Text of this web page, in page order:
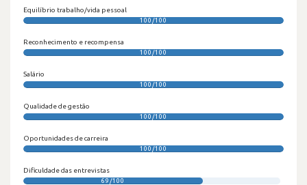
Equilíbrio trabalho/vida pessoal
100/100
Reconhecimento e recompensa
100/100
Salário
100/100
Qualidade de gestão
100/100
Oportunidades de carreira
100/100
Dificuldade das entrevistas
69/100